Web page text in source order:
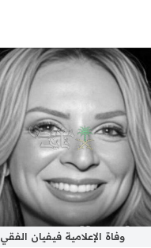
وفاة الإعلامية فيفيان الفقي